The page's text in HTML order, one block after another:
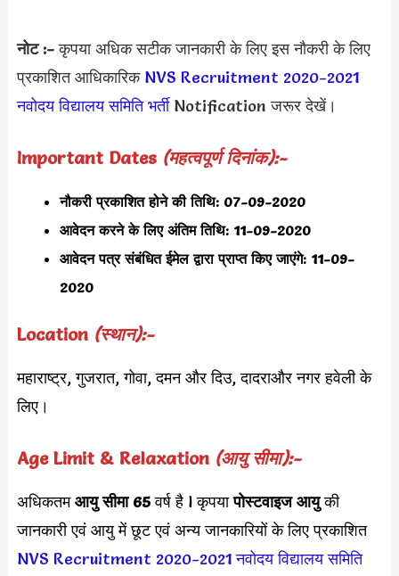
नोट :-कृपया अधिक सटीक जानकारी के लिए इस नौकरी के लिए
प्रकाशित आधिकारिक NVS Recruitment 2020-2021
नवोदय विद्यालय समिति भर्तीNotification जरूर देखें।
Important Dates (महत्वपूर्ण दिनांक):-
नौकरी प्रकाशित होने की तिथि: 07-09-2020
आवेदन करने के लिए अंतिम तिथि: 11-09-2020
आवेदन पत्र संबंधित ईमेल द्वारा प्राप्त किए जाएंगे: 11-09-
2020
Location(स्थान):-
महाराष्ट्र, गुजरात, गोवा, दमन और दिउ, दादराऔर नगर हवेली के
लिए।
Age Limit & Relaxation (आयु सीमा):-
अधिकतमआयु सीमा 65वर्ष है l कृपयापोस्टवाइज आयुकी
जानकारी एवं आयु में छूट एवं अन्य जानकारियों के लिए प्रकाशित
NVS Recruitment 2020-2021 नवोदय विद्यालय समिति